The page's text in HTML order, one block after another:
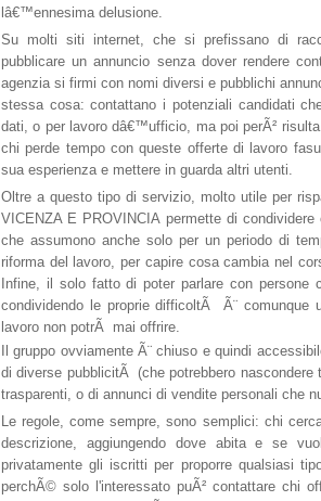
lâ€™ennesima delusione.
Su molti siti internet, che si prefissano di
pubblicare un annuncio senza dover rendere
agenzia si firmi con nomi diversi e pubblichi
stessa cosa: contattano i potenziali candidati
dati, o per lavoro dâ€™ufficio, ma poi perÃ²
chi perde tempo con queste offerte di lavoro
sua esperienza e mettere in guarda altri utenti.
Oltre a questo tipo di servizio, molto utile per
VICENZA E PROVINCIA permette di
che assumono anche solo per un periodo di
riforma del lavoro, per capire cosa cambia nel
Infine, il solo fatto di poter parlare con
condividendo le proprie difficoltÃ Ã¨ comunque
lavoro non potrÃ mai offrire.
Il gruppo ovviamente Ã¨ chiuso e quindi
di diverse pubblicitÃ (che potrebbero
trasparenti, o di annunci di vendite personali che
Le regole, come sempre, sono semplici: chi
descrizione, aggiungendo dove abita e se
privatamente gli iscritti per proporre qualsiasi
perchÃ© solo l'interessato puÃ² contattare chi